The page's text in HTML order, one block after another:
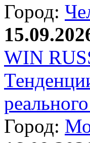
Город:
WIN
Город: